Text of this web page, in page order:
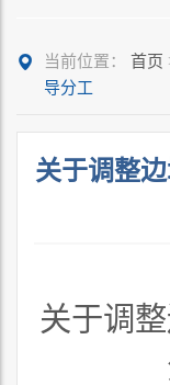
当前位置： 首页
导分工
关于调整
关于调整